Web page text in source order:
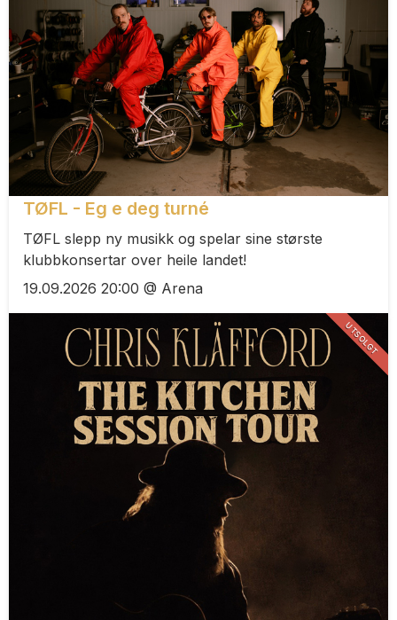
TØFL - Eg e deg turné
TØFL slepp ny musikk og spelar sine største
klubbkonsertar over heile landet!
19.09.2026 20:00 @ Arena
UTSOLGT